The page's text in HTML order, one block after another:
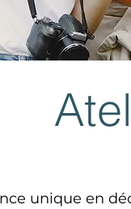
unique en